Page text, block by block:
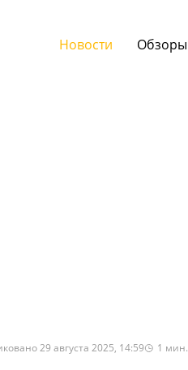
Новости Обзоры
29 августа 2025, 14:59 1 мин.